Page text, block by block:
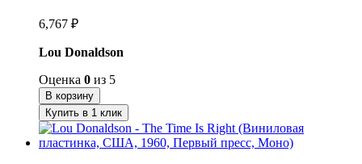
6,767 ₽
Lou Donaldson
Оценка 0 из 5
В корзину
Купить в 1 клик